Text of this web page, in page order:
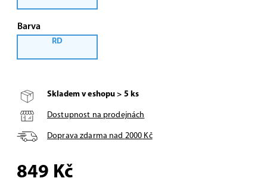
Barva
RD
Skladem v eshopu > 5 ks
Dostupnost na prodejnách
Doprava zdarma nad 2000 Kč
849 Kč